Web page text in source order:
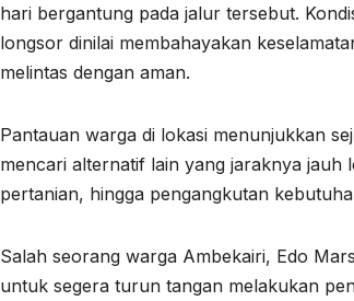
hari bergantung pada jalur tersebut.
longsor dinilai membahayakan
melintas dengan aman.
Pantauan warga di lokasi menunjukkan
mencari alternatif lain yang jaraknya jauh
pertanian, hingga pengangkutan
Salah seorang warga Ambekairi, Edo
untuk segera turun tangan melakukan